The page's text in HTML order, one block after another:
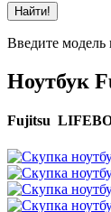
Найти!
Введите модель
Ноутбук
Fujitsu